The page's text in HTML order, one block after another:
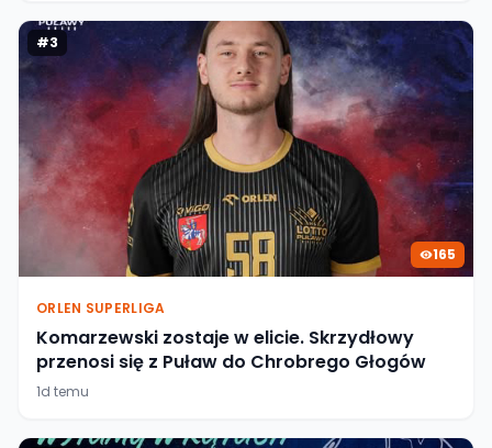
#3
165
ORLEN SUPERLIGA
Komarzewski zostaje w elicie. Skrzydłowy
przenosi się z Puław do Chrobrego Głogów
1d temu